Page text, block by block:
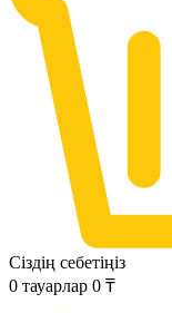
Сіздің себетіңіз
0 тауарлар 0 ₸